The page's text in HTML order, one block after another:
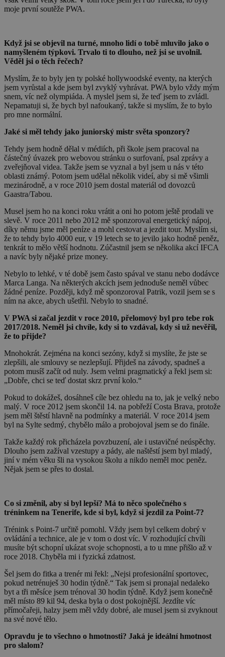
moje první soutěže PWA.
Když jsi se objevil na turné, mnoho lidí o tobě mluvilo jako o
namyšleném týpkovi. Trvalo ti to dlouho, než jsi se uvolnil.
Věděl jsi o těch řečech?
Myslím, že to byly jen ty polské hollywoodské eventy, na kterých
jsem vyrůstal a kde jsem byl zvyklý vyhrávat. PWA bylo vždy mým
snem, víc než olympiáda. A myslel jsem si, že teď jsem to zvládl.
Nepamatuji si, že bych byl nafoukaný, takže si myslím, že to bylo
pro mne normální.
Jaké si měl tehdy jako juniorský mistr světa sponzory?
Tehdy jsem hodně dělal v médiích, při škole jsem pracoval na
částečný úvazek pro webovou stránku o surfovaní, psal zprávy a
zveřejňoval videa. Takže jsem se vyznal a byl jsem u nás v této
oblasti známý. Potom jsem udělal několik videí, aby si mě všimli
mezinárodně, a v roce 2010 jsem dostal materiál od dovozců
Gaastra/Tabou.
Musel jsem ho na konci roku vrátit a oni ho potom ještě prodali ve
slevě. V roce 2011 nebo 2012 mě sponzoroval energetický nápoj,
díky němu jsme měl peníze a mohl cestovat a jezdit tour. Myslím si,
že to tehdy bylo 4000 eur, v 19 letech se to jevilo jako hodně peněz,
tenkrát to mělo větší hodnotu. Zúčastnil jsem se několika akcí IFCA
a navíc byly nějaké prize money.
Nebylo to lehké, v té době jsem často spával ve stanu nebo dodávce
Marca Langa. Na některých akcích jsem jednoduše neměl vůbec
žádné peníze. Později, když mě sponzoroval Patrik, vozil jsem se s
ním na akce, abych ušetřil. Nebylo to snadné.
V PWA si začal jezdit v roce 2010, přelomový byl pro tebe rok
2017/2018. Neměl jsi chvíle, kdy si to vzdával, kdy si už nevěřil,
že to přijde?
Mnohokrát. Zejména na konci sezóny, když si myslíte, že jste se
zlepšili, ale smlouvy se nezlepšují. Přijdeš na závody, spadneš a
potom musíš začít od nuly. Jsem velmi pragmatický a řekl jsem si:
„Dobře, chci se teď dostat skrz první kolo.“
Pokud to dokážeš, dosáhneš cíle bez ohledu na to, jak je velký nebo
malý. V roce 2012 jsem skončil 14. na pobřeží Costa Brava, protože
jsem měl štěstí hlavně na podmínky a materiál. V roce 2014 jsem
byl na Sylte sedmý, chybělo málo a probojoval jsem se do finále.
Takže každý rok přicházela povzbuzení, ale i ustavičné neúspěchy.
Dlouho jsem zažíval vzestupy a pády, ale naštěstí jsem byl mladý,
jiní v mém věku šli na vysokou školu a nikdo neměl moc peněz.
Nějak jsem se přes to dostal.
Co si změnil, aby si byl lepší? Má to něco společného s
tréninkem na Tenerife, kde si byl, když si jezdil za Point-7?
Trénink s Point-7 určitě pomohl. Vždy jsem byl celkem dobrý v
ovládání a technice, ale je v tom o dost víc. V rozhodující chvíli
musíte být schopní ukázat svoje schopnosti, a to u mne přišlo až v
roce 2018. Chyběla mi i fyzická zdatnost.
Šel jsem do fitka a trenér mi řekl: „Nejsi profesionální sportovec,
pokud netrénuješ 30 hodin týdně.“ Tak jsem si pronajal nedaleko
byt a tři měsíce jsem trénoval 30 hodin týdně. Když jsem konečně
měl místo 89 kil 94, deska byla o dost pokojnější. Jezdíte víc
přímočařeji, halzy jsem měl vždy dobré, ale musel jsem si zvyknout
na své nové tělo.
Opravdu je to všechno o hmotnosti? Jaká je ideální hmotnost
pro slalom?